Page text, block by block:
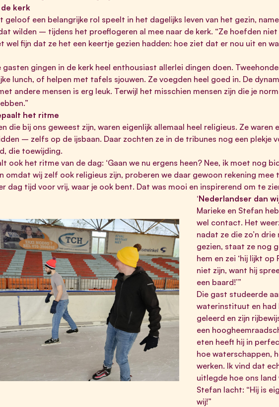
kerk
geloof een belangrijke rol speelt in het dagelijks leven van het gezin,
wilden – tijdens het proeflogeren al mee naar de kerk. “Ze hoefden niet
wel fijn dat ze het een keertje gezien hadden: hoe ziet dat er nou uit en
gasten gingen in de kerk heel enthousiast allerlei dingen doen.
lunch, of helpen met tafels sjouwen. Ze voegden heel goed in. De
andere mensen is erg leuk. Terwijl het misschien mensen zijn die je
het ritme
die bij ons geweest zijn, waren eigenlijk allemaal heel religieus. Ze
– zelfs op de ijsbaan. Daar zochten ze in de tribunes nog een plekje
die toewijding.
ook het ritme van de dag: ‘Gaan we nu ergens heen? Nee, ik moet nog
omdat wij zelf ook religieus zijn, proberen we daar gewoon rekening
dag tijd voor vrij, waar je ook bent. Dat was mooi en inspirerend om te
‘Nederlandser dan
Marieke en Stefan
wel contact. Het
nadat ze die zo’n
gezien, staat ze nog
hem en zei ‘hij lijkt op
niet zijn, want hij
een baard!’”
Die gast studeerde
waterinstituut en had
geleerd en zijn
een
eten heeft hij in
hoe waterschappen,
werken. Ik vind dat
uitlegde hoe ons land
Stefan lacht: “Hij is
wij!”